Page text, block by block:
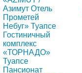
Азимут Отель
Прометей
Небуг» Туапсе
Гостиничный
комплекс
«ТОРНАДО»
Туапсе
Пансионат